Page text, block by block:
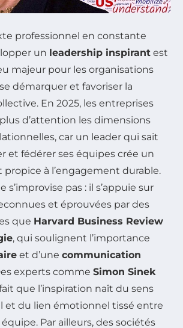
professionnel en constante
un leadership inspirant est
majeur pour les organisations
démarquer et favoriser la
En 2025, les entreprises
d’attention les dimensions
car un leader qui sait
et fédérer ses équipes crée un
à l’engagement durable.
s’improvise pas : il s’appuie sur
et éprouvées par des
que Harvard Business Review
, qui soulignent l’importance
et d’une communication
experts comme Simon Sinek
que l’inspiration naît du sens
et du lien émotionnel tissé entre
Par ailleurs, des sociétés